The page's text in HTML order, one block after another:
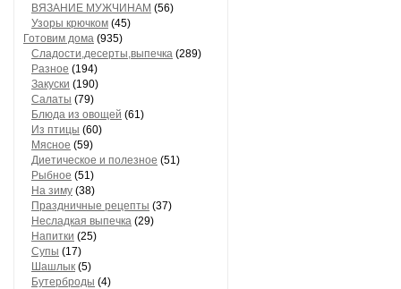
ВЯЗАНИЕ МУЖЧИНАМ (56)
Узоры крючком (45)
Готовим дома (935)
Сладости,десерты,выпечка (289)
Разное (194)
Закуски (190)
Салаты (79)
Блюда из овощей (61)
Из птицы (60)
Мясное (59)
Диетическое и полезное (51)
Рыбное (51)
На зиму (38)
Праздничные рецепты (37)
Несладкая выпечка (29)
Напитки (25)
Супы (17)
Шашлык (5)
Бутерброды (4)